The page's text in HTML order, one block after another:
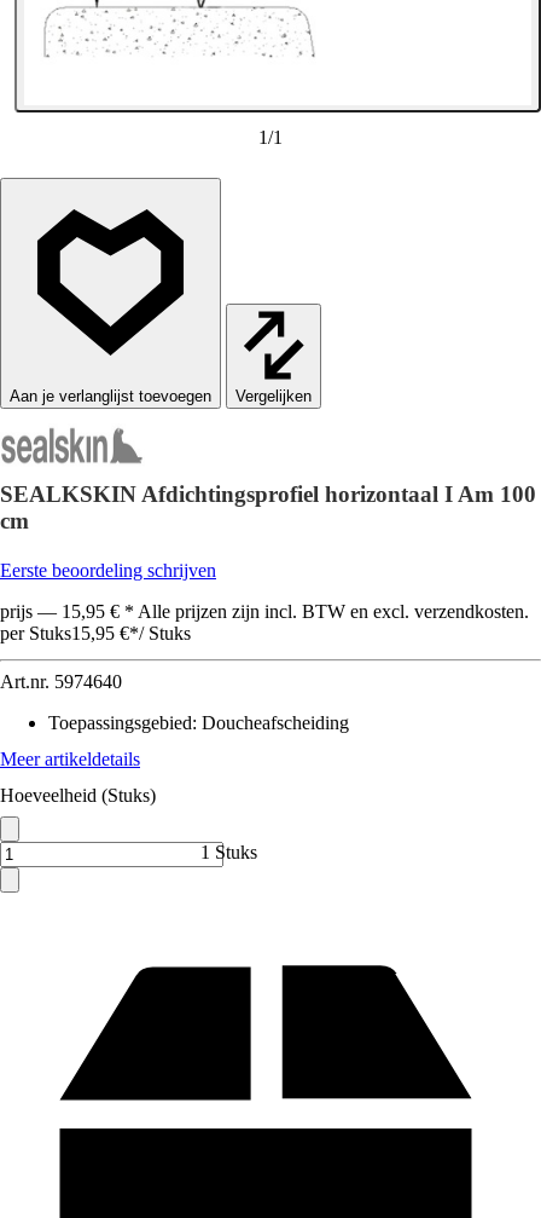
1/1
Vergelijken
SEALKSKIN Afdichtingsprofiel horizontaal I Am 100
cm
Eerste beoordeling schrijven
prijs — 15,95 € * Alle prijzen zijn incl. BTW en excl. verzendkosten.
per Stuks15,95 €*/ Stuks
Art.nr. 5974640
Toepassingsgebied: Doucheafscheiding
Meer artikeldetails
Hoeveelheid (Stuks)
1 Stuks